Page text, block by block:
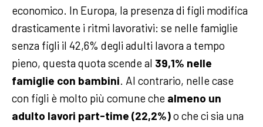
economico. In Europa, la presenza di figli modifica
drasticamente i ritmi lavorativi: se nelle famiglie
senza figli il 42,6% degli adulti lavora a tempo
pieno, questa quota scende al 39,1% nelle
famiglie con bambini. Al contrario, nelle case
con figli è molto più comune che almeno un
adulto lavori part-time (22,2%)o che ci sia una